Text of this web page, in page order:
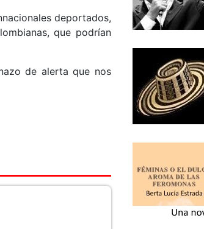
deportados,
que podrían
de alerta que nos